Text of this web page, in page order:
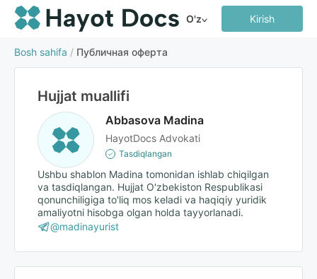
O'z Kirish
Bosh sahifa / Публичная оферта
Hujjat muallifi
Abbasova Madina
HayotDocs Advokati
Tasdiqlangan
Ushbu shablon Madina tomonidan ishlab chiqilgan
va tasdiqlangan. Hujjat O'zbekiston Respublikasi
qonunchiligiga to'liq mos keladi va haqiqiy yuridik
amaliyotni hisobga olgan holda tayyorlanadi.
@madinayurist